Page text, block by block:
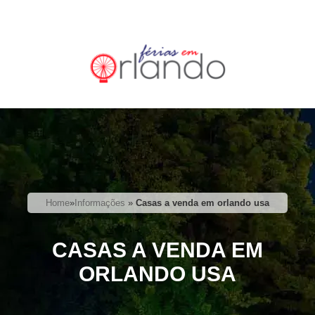
Home» Informações » Casas a venda em orlando usa
CASAS A VENDA EM
ORLANDO USA